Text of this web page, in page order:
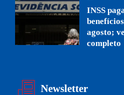
INSS
agosto;
completo
Newsletter